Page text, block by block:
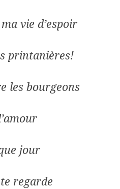
vie d’espoir
printanières!
les bourgeons
jour
regarde